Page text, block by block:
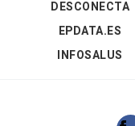
DESCONECTA
EPDATA.ES
INFOSALUS